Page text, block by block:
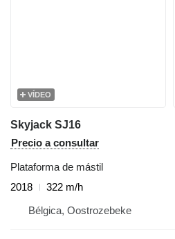
VÍDEO
Skyjack SJ16
Precio a consultar
Plataforma de mástil
2018
322 m/h
Bélgica, Oostrozebeke